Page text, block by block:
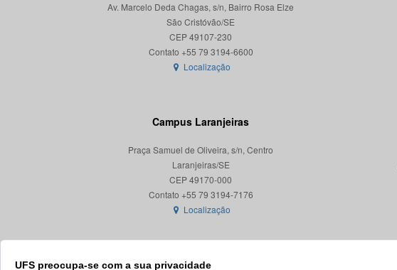
UFS preocupa-se com a sua privacidade
Av. Marcelo Deda Chagas, s/n, Bairro Rosa Elze
São Cristóvão/SE
CEP 49107-230
Localização
Campus Laranjeiras
Praça Samuel de Oliveira, s/n, Centro
Laranjeiras/SE
CEP 49170-000
Localização